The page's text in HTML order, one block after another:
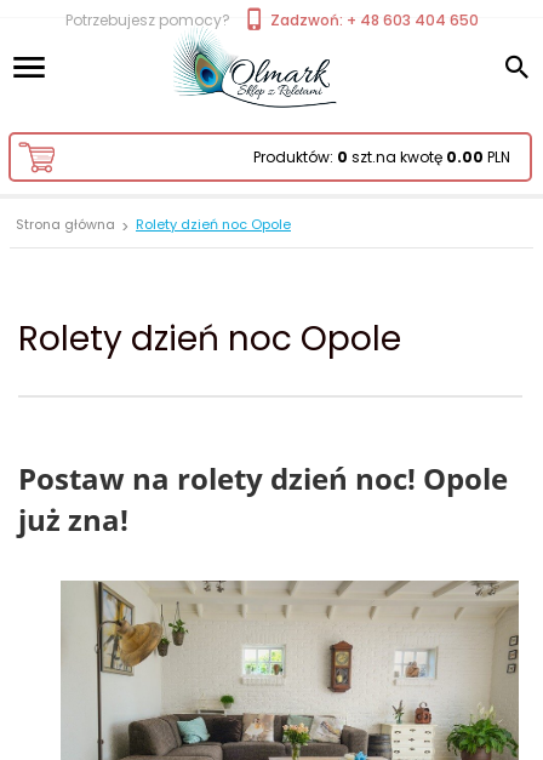
Potrzebujesz pomocy? Zadzwoń: + 48 603 404 650
Produktów: 0 szt.na kwotę 0.00 PLN
Strona główna Rolety dzień noc Opole
Rolety dzień noc Opole
Postaw na rolety dzień noc! Opole
już zna!